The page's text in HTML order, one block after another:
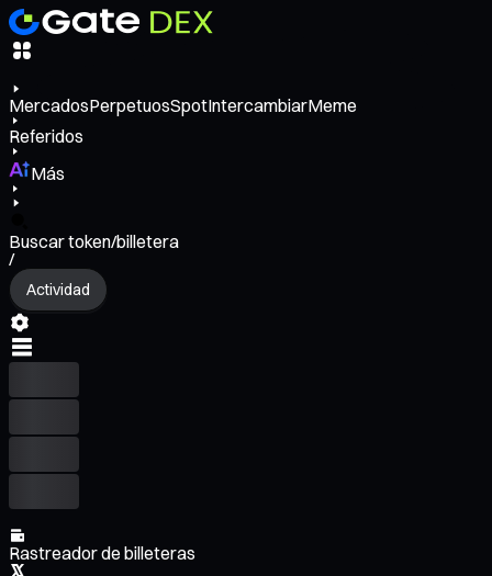
MercadosPerpetuosSpotIntercambiarMeme
Referidos
Más
Buscar token/billetera
/
Actividad
Rastreador de billeteras